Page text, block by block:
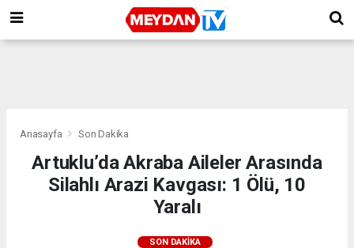
Anasayfa Son Dakika
Artuklu’da Akraba Aileler Arasında
Silahlı Arazi Kavgası: 1 Ölü, 10
Yaralı
SON DAKIKA